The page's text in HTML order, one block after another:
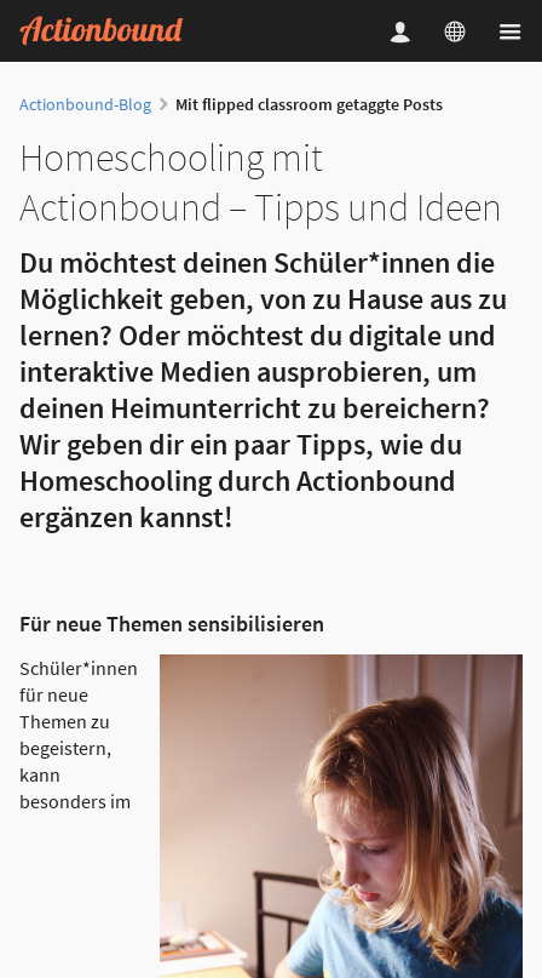
Actionbound-Blog Mit flipped classroom getaggte Posts
Homeschooling mit
Actionbound – Tipps und Ideen
Du möchtest deinen Schüler*innen die
Möglichkeit geben, von zu Hause aus zu
lernen? Oder möchtest du digitale und
interaktive Medien ausprobieren, um
deinen Heimunterricht zu bereichern?
Wir geben dir ein paar Tipps, wie du
Homeschooling durch Actionbound
ergänzen kannst!
Für neue Themen sensibilisieren
Schüler*innen
für neue
Themen zu
begeistern,
kann
besonders im